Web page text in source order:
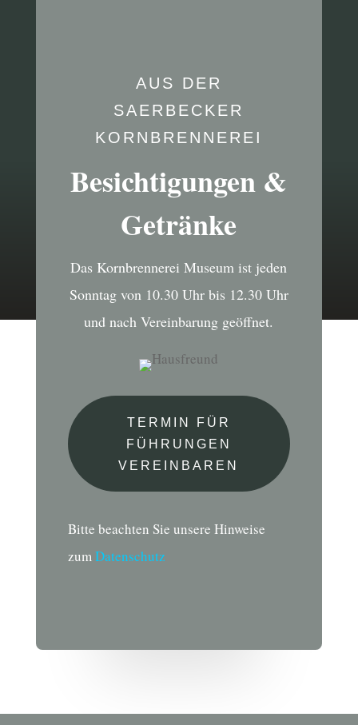
AUS DER
SAERBECKER
KORNBRENNEREI
Besichtigungen &
Getränke
Das Kornbrennerei Museum ist jeden
Sonntag von 10.30 Uhr bis 12.30 Uhr
und nach Vereinbarung geöffnet.
TERMIN FÜR
FÜHRUNGEN
VEREINBAREN
Bitte beachten Sie unsere Hinweise
zumDatenschutz